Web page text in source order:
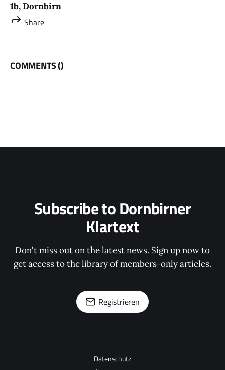
1b, Dornbirn
Share
COMMENTS ()
Subscribe to Dornbirner
Klartext
Don't miss out on the latest news. Sign up now to
get access to the library of members-only articles.
Registrieren
Datenschutz